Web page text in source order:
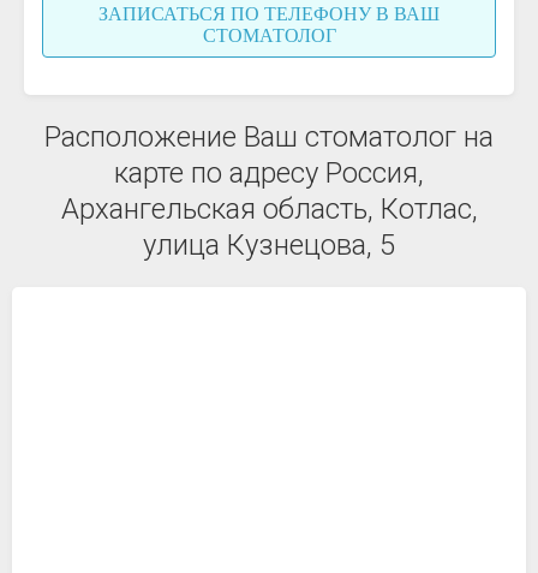
ЗАПИСАТЬСЯ ПО ТЕЛЕФОНУ В ВАШ
СТОМАТОЛОГ
Расположение Ваш стоматолог на
карте по адресу Россия,
Архангельская область, Котлас,
улица Кузнецова, 5